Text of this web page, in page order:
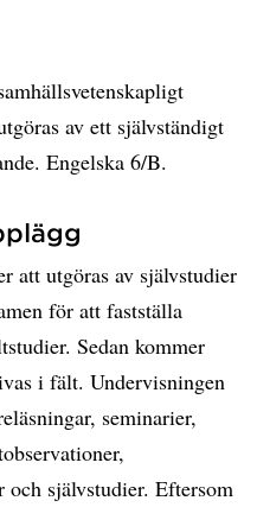
av ett självständigt
Engelska 6/B.
att utgöras av självstudier
för att fastställa
Sedan kommer
i fält. Undervisningen
seminarier,
och självstudier. Eftersom